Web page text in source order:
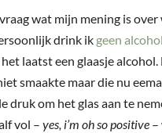
wat mijn mening is
drink ik geen alcohol
laatst een glaasje
smaakte maar die nu
druk om het glas aan te
vol – yes, i’m oh so positive –